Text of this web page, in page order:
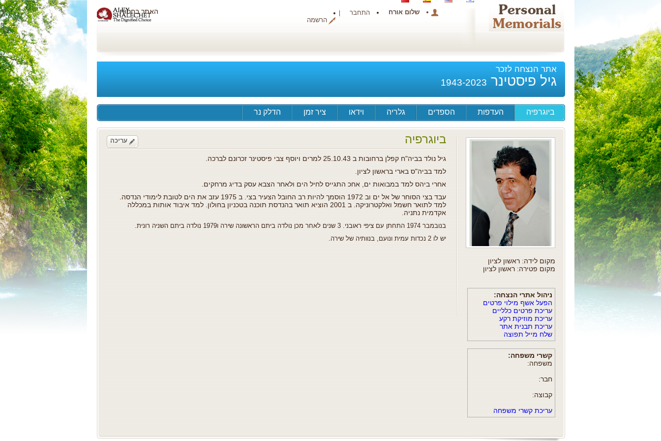
האתר בחסות שלום אורח
התחבר
הרשמה
אתר הנצחה לזכר
גיל פיסטינר 1943-2023
ביוגרפיה העדפות הספדים גלריה וידאו ציר זמן הדלק נר
מקום לידה: ראשון לציון
מקום פטירה: ראשון לציון
ניהול אתרי הנצחה:
הפעל אשף מילוי פרטים
עריכת פרטים כלליים
עריכת מוזיקת רקע
עריכת תבנית אתר
שלח מייל תפוצה
קשרי משפחה:
משפחה:
חבר:
קבוצה:
עריכת קשרי משפחה
ביוגרפיה עריכה
גיל נולד בביה"ח קפלן ברחובות ב 25.10.43 למרים ויוסף צבי פיסטינר זכרונם לברכה.
למד בביה"ס בארי בראשון לציון.
אחרי ביהס למד במבואות ים, אחכ התגייס לחיל הים ולאחר הצבא עסק בדיג מרחקים.
עבד בצי הסוחר של אל ים וב 1972 הוסמך להיות רב החובל הצעיר בצי. ב 1975 עזב את הים לטובת לימודי הנדסה.
למד לתואר חשמל ואלקטרוניקה. ב 2001 הוציא תואר בהנדסת תוכנה בטכניון בחולון. למד איבוד אותות במכללה
אקדמית נתניה.
בנובמבר 1974 התחתן עם ציפי ראובני. 3 שנים לאחר מכן נולדה ביתם הראשונה שירה ו1979 נולדה ביתם השניה רונית.
יש לו 2 נכדות עמית ונועם, בנוותיה של שירה.